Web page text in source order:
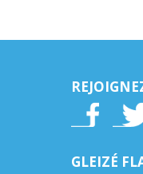
GLEIZÉ